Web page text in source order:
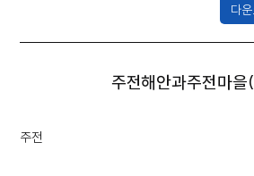
다
주전해안과주전마을
주전